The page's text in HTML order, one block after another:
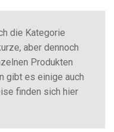
die Kategorie
aber dennoch
Produkten
gibt es einige auch
finden sich hier